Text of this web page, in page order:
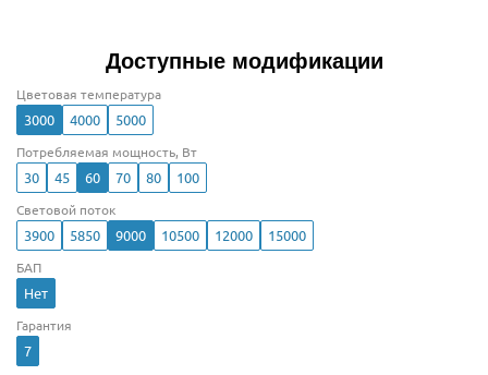
Доступные модификации
Цветовая температура
3000 4000 5000
Потребляемая мощность, Вт
30 45 60 70 80 100
Световой поток
3900 5850 9000 10500 12000 15000
БАП
Нет
Гарантия
7